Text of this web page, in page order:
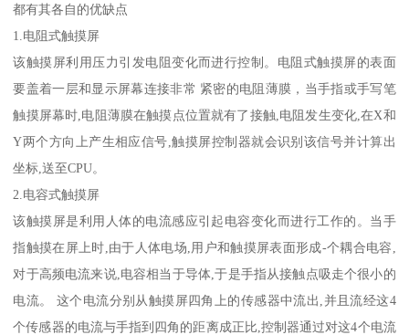
都有其各自的优缺点
1.电阻式触摸屏
该触摸屏利用压力引发电阻变化而进行控制。电阻式触摸屏的表面
要盖着一层和显示屏幕连接非常 紧密的电阻薄膜，当手指或手写笔
触摸屏幕时,电阻薄膜在触摸点位置就有了接触,电阻发生变化,在X和
Y两个方向上产生相应信号,触摸屏控制器就会识别该信号并计算出
坐标,送至CPU。
2.电容式触摸屏
该触摸屏是利用人体的电流感应引起电容变化而进行工作的。当手
指触摸在屏上时,由于人体电场,用户和触摸屏表面形成-个耦合电容,
对于高频电流来说,电容相当于导体,于是手指从接触点吸走个很小的
电流。 这个电流分别从触摸屏四角上的传感器中流出,并且流经这4
个传感器的电流与手指到四角的距离成正比,控制器通过对这4个电流